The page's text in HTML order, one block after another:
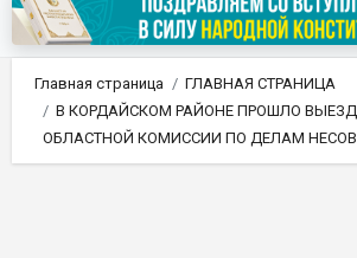
Главная страница
ГЛАВНАЯ СТРАНИЦА
В КОРДАЙСКОМ РАЙОНЕ ПРОШЛО
ОБЛАСТНОЙ КОМИССИИ ПО ДЕЛАМ